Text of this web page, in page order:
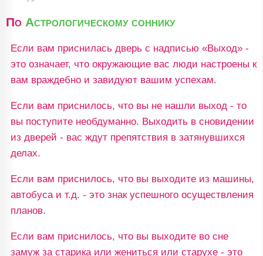
По Астрологическому соннику
Если вам приснилась дверь с надписью «Выход» -
это означает, что окружающие вас люди настроены к
вам враждебно и завидуют вашим успехам.
Если вам приснилось, что вы не нашли выход - то
вы поступите необдуманно. Выходить в сновидении
из дверей - вас ждут препятствия в затянувшихся
делах.
Если вам приснилось, что вы выходите из машины,
автобуса и т.д. - это знак успешного осуществления
планов.
Если вам приснилось, что вы выходите во сне
замуж за старика или жениться или старухе - это